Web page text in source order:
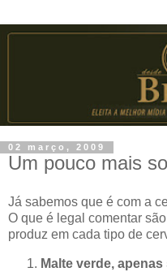
02 março, 2009
Um pouco mais
Já sabemos que é com a
O que é legal comentar
produz em cada tipo de
Malte verde,